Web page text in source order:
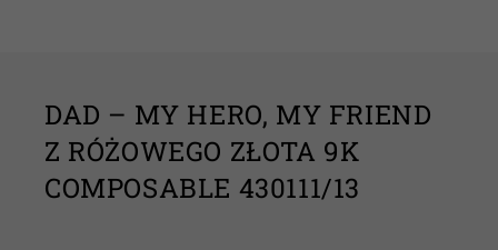
DAD – MY HERO, MY FRIEND
Z RÓŻOWEGO ZŁOTA 9K
COMPOSABLE 430111/13